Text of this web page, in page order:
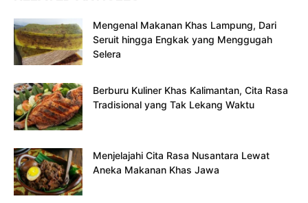
Mengenal Makanan Khas Lampung, Dari
Seruit hingga Engkak yang Menggugah
Selera
Berburu Kuliner Khas Kalimantan, Cita Rasa
Tradisional yang Tak Lekang Waktu
Menjelajahi Cita Rasa Nusantara Lewat
Aneka Makanan Khas Jawa